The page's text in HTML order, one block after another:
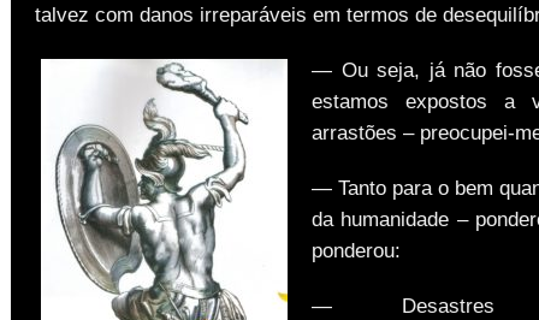
talvez com danos irreparáveis em termos de
— Ou seja, já não
estamos expostos a
arrastões – preocupei-
— Tanto para o bem
da humanidade –
ponderou:
— Desastres